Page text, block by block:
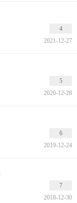
4
2021-12-27
5
2020-12-28
6
2019-12-24
7
2018-12-30